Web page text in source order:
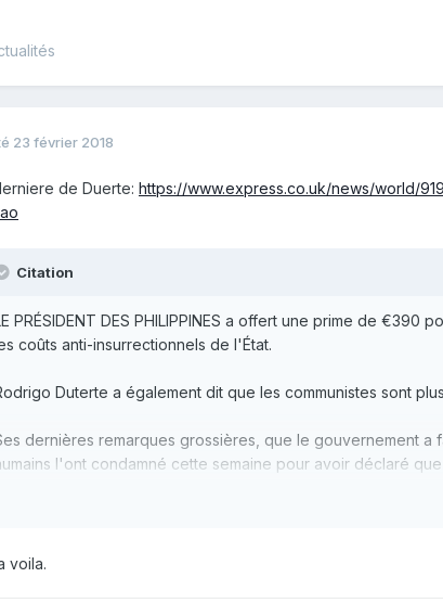
23 février 2018
de Duerte: https://www.express.co.uk/news/world/
Citation
PRÉSIDENT DES PHILIPPINES a offert une prime de
coûts anti-insurrectionnels de l'État.
Duterte a également dit que les communistes sont
dernières remarques grossières, que le gouvernement
l'ont condamné cette semaine pour avoir déclaré
tuez une NPA aujourd'hui et je vous paierai 25
voila.